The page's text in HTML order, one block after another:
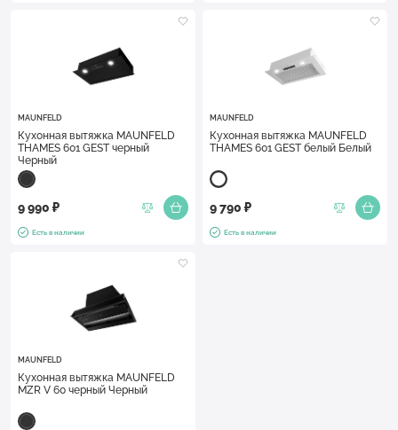
MAUNFELD
Кухонная вытяжка MAUNFELD
THAMES 601 GEST черный
Черный
9 990 ₽
Есть в наличии
MAUNFELD
Кухонная вытяжка MAUNFELD
THAMES 601 GEST белый Белый
9 790 ₽
Есть в наличии
MAUNFELD
Кухонная вытяжка MAUNFELD
MZR V 60 черный Черный